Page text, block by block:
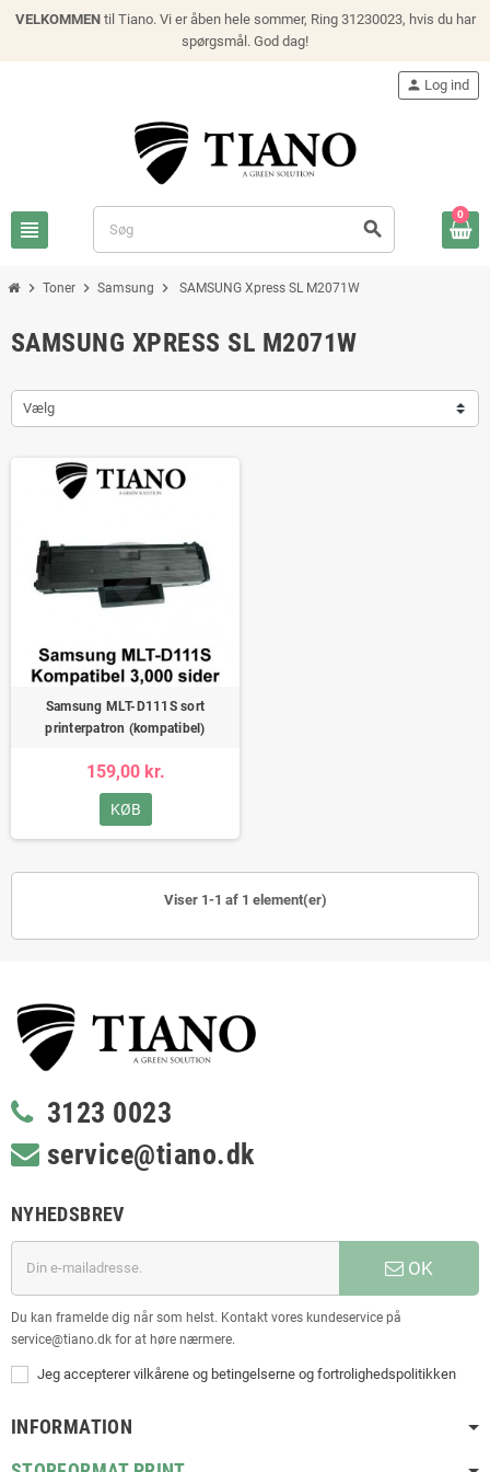
VELKOMMENtil Tiano. Vi er åben hele sommer, Ring 31230023, hvis du har
spørgsmål. God dag!
view_headline search
person Log ind
0
chevron_right Toner chevron_right Samsung chevron_right SAMSUNG Xpress SL M2071W
SAMSUNG XPRESS SL M2071W
Vælg
Samsung MLT-D111S sort
printerpatron (kompatibel)
159,00 kr.
KØB
Viser 1-1 af 1 element(er)
3123 0023
service@tiano.dk
NYHEDSBREV
OK
Du kan framelde dig når som helst. Kontakt vores kundeservice på
service@tiano.dk for at høre nærmere.
Jeg accepterer vilkårene og betingelserne og fortrolighedspolitikken
INFORMATION